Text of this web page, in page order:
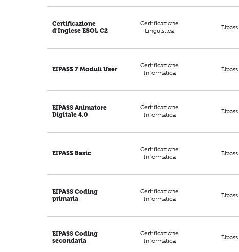
Certificazione
d'Inglese ESOL C2
Certificazione
Linguistica
Eipass
EIPASS 7 Moduli User
Certificazione
Informatica
Eipass
EIPASS Animatore
Digitale 4.0
Certificazione
Informatica
Eipass
EIPASS Basic
Certificazione
Informatica
Eipass
EIPASS Coding
primaria
Certificazione
Informatica
Eipass
EIPASS Coding
secondaria
Certificazione
Informatica
Eipass